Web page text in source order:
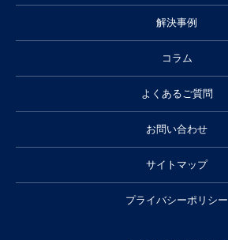
解決事例
コラム
よくあるご質問
お問い合わせ
サイトマップ
プライバシーポリシー